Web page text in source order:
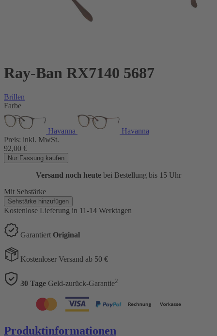
Ray-Ban RX7140 5687
Brillen
Farbe
Havanna
Havanna
Preis: inkl. MwSt.
92,00 €
Nur Fassung kaufen
Versand noch heute bei Bestellung bis 15 Uhr
Mit Sehstärke
Sehstärke hinzufügen
Kostenlose Lieferung in 11-14 Werktagen
Garantiert Original
Kostenloser Versand ab 50 €
30 Tage Geld-zurück-Garantie2
Produktinformationen